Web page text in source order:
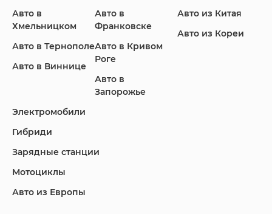
Infiniti Jaguar Jeep
Land Rover
Lincoln
Авто в
Хмельницком
Авто в Тернополе
Авто в Виннице
Авто в
Франковске
Авто в Кривом
Роге
Авто в
Запорожье
Авто из Китая
Авто из Кореи
Электромобили
Гибриди
Зарядные станции
Мотоциклы
Авто из Европы